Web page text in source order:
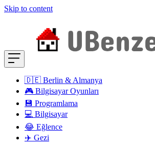
Skip to content
🇩🇪 Berlin & Almanya
🎮 Bilgisayar Oyunları
💾 Programlama
💻 Bilgisayar
😂 Eğlence
✈️ Gezi